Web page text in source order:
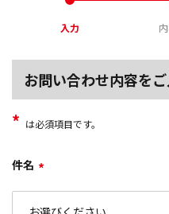
入力
お問い合わせ内容をご
* は必須項目です。
件名 *